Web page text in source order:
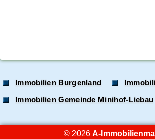
Immobilien Burgenland
Immobilien Gemeinde Minihof-Liebau
© 2026 A-